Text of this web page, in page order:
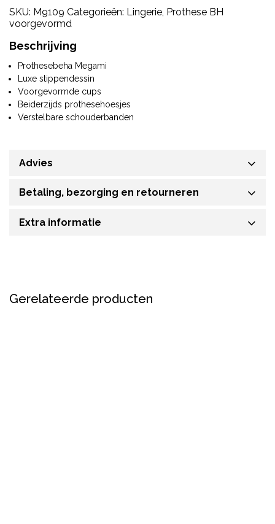
SKU: M9109 Categorieën: Lingerie, Prothese BH
voorgevormd
Beschrijving
Prothesebeha Megami
Luxe stippendessin
Voorgevormde cups
Beiderzijds prothesehoesjes
Verstelbare schouderbanden
Advies
Betaling, bezorging en retourneren
Extra informatie
Gerelateerde producten